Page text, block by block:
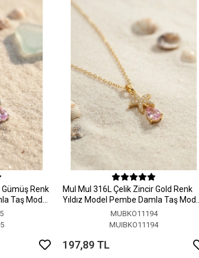
Renk
Taş Model
MuI MuI 316L Çelik Zincir Gold Renk
Yıldız Model Pembe Damla Taş Model
MUBKO11194
MUIBKO11194
197,89 TL